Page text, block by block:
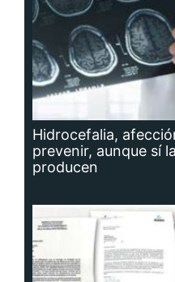
Hidrocefalia,
prevenir, aunque sí
producen